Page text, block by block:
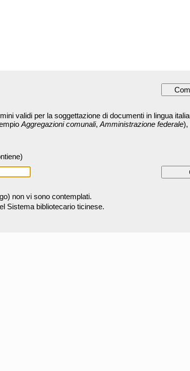
validi per la soggettazione di documenti in lingua
Aggregazioni comunali, Amministrazione federale),
non vi sono contemplati.
Sistema bibliotecario ticinese.